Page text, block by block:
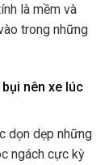
là mềm và
trong những
nên xe lúc
dọn dẹp những
ngách cực kỳ